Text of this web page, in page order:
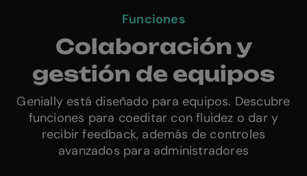
Funciones
Colaboración y
gestión de equipos
Genially está diseñado para equipos. Descubre
funciones para coeditar con fluidez o dar y
recibir feedback, además de controles
avanzados para administradores